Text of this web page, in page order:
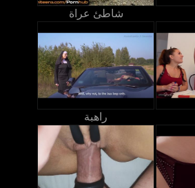
شاطئ عراة
راهبة